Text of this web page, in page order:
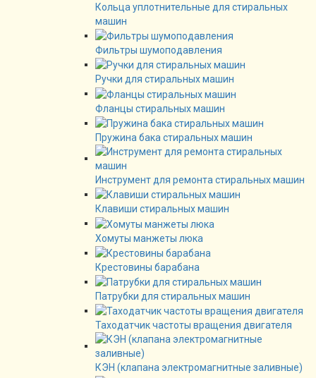
Кольца уплотнительные для стиральных
машин
Фильтры шумоподавления
Ручки для стиральных машин
Фланцы стиральных машин
Пружина бака стиральных машин
Инструмент для ремонта стиральных машин
Клавиши стиральных машин
Хомуты манжеты люка
Крестовины барабана
Патрубки для стиральных машин
Таходатчик частоты вращения двигателя
КЭН (клапана электромагнитные заливные)